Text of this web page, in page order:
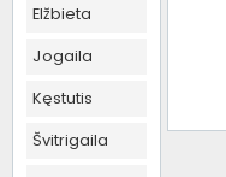
Elžbieta
Jogaila
Kęstutis
Švitrigaila